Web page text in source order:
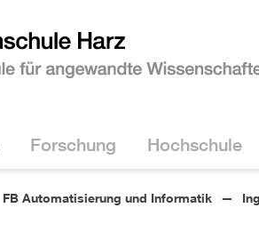
Forschung Hochschule
FB Automatisierung und Informatik